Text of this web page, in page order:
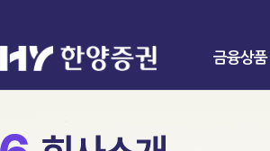
금융상품